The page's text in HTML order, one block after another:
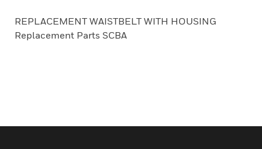
REPLACEMENT WAISTBELT WITH HOUSING
Replacement Parts SCBA